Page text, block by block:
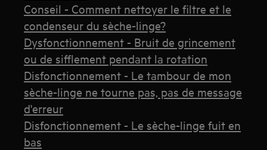
Conseil - Comment nettoyer le filtre et le
condenseur du sèche-linge?
Dysfonctionnement - Bruit de grincement
ou de sifflement pendant la rotation
Disfonctionnement - Le tambour de mon
sèche-linge ne tourne pas, pas de message
d'erreur
Disfonctionnement - Le sèche-linge fuit en
bas